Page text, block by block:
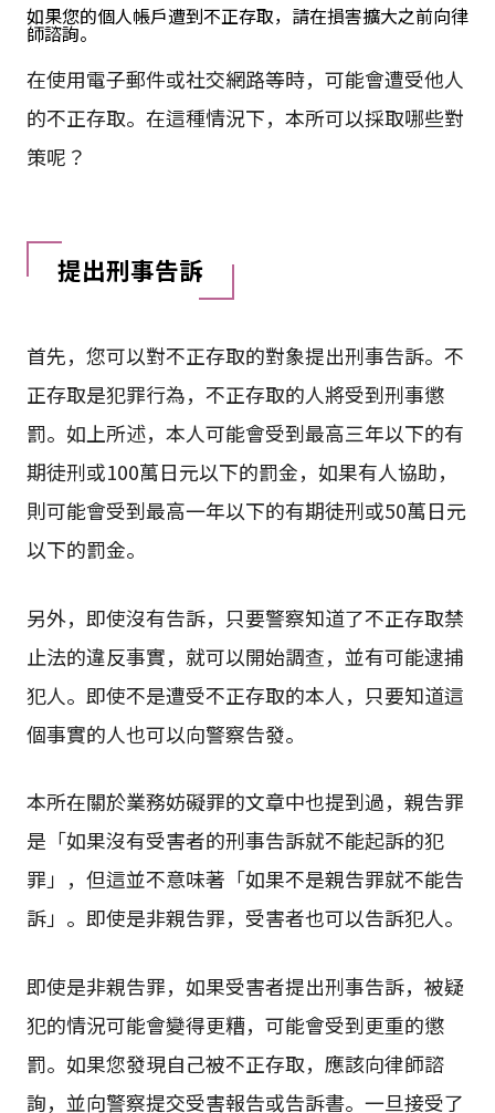
如果您的個人帳戶遭到不正存取，請在損害擴大之前向律
師諮詢。
在使用電子郵件或社交網路等時，可能會遭受他人
的不正存取。在這種情況下，本所可以採取哪些對
策呢？
提出刑事告訴
首先，您可以對不正存取的對象提出刑事告訴。不
正存取是犯罪行為，不正存取的人將受到刑事懲
罰。如上所述，本人可能會受到最高三年以下的有
期徒刑或100萬日元以下的罰金，如果有人協助，
則可能會受到最高一年以下的有期徒刑或50萬日元
以下的罰金。
另外，即使沒有告訴，只要警察知道了不正存取禁
止法的違反事實，就可以開始調查，並有可能逮捕
犯人。即使不是遭受不正存取的本人，只要知道這
個事實的人也可以向警察告發。
本所在關於業務妨礙罪的文章中也提到過，親告罪
是「如果沒有受害者的刑事告訴就不能起訴的犯
罪」，但這並不意味著「如果不是親告罪就不能告
訴」。即使是非親告罪，受害者也可以告訴犯人。
即使是非親告罪，如果受害者提出刑事告訴，被疑
犯的情況可能會變得更糟，可能會受到更重的懲
罰。如果您發現自己被不正存取，應該向律師諮
詢，並向警察提交受害報告或告訴書。一旦接受了